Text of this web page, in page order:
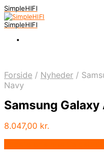
SimpleHIFI
SimpleHIFI
Forside / Nyheder /
Navy
Samsung
8.047,00 kr.